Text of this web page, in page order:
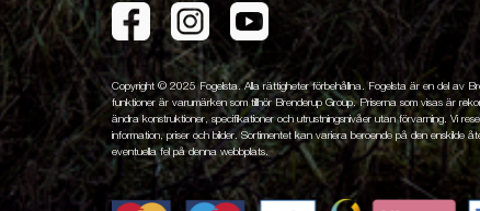
Copyright © 2025 Fogelsta. Alla rättigheter förbehållna. Fogelsta är en del av
funktioner är varumärken som tillhör Brenderup Group. Priserna som visas är
ändra konstruktioner, specifikationer och utrustningsnivåer utan förvarning. Vi
information, priser och bilder. Sortimentet kan variera beroende på den enskilde
eventuella fel på denna webbplats.